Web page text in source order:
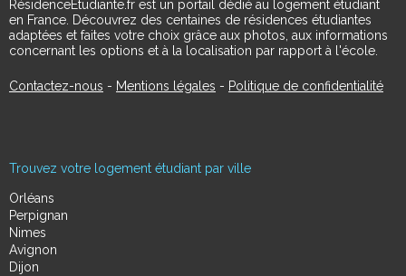
RésidenceÉtudiante.fr est un portail dédié au logement étudiant
en France. Découvrez des centaines de résidences étudiantes
adaptées et faites votre choix grâce aux photos, aux informations
concernant les options et à la localisation par rapport à l'école.
Contactez-nous - Mentions légales - Politique de confidentialité
Trouvez votre logement étudiant par ville
Orléans
Perpignan
Nimes
Avignon
Dijon